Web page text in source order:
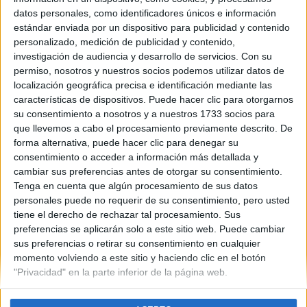
datos personales, como identificadores únicos e información
estándar enviada por un dispositivo para publicidad y contenido
personalizado, medición de publicidad y contenido,
investigación de audiencia y desarrollo de servicios. Con su
permiso, nosotros y nuestros socios podemos utilizar datos de
localización geográfica precisa e identificación mediante las
características de dispositivos. Puede hacer clic para otorgarnos
su consentimiento a nosotros y a nuestros 1733 socios para
que llevemos a cabo el procesamiento previamente descrito. De
forma alternativa, puede hacer clic para denegar su
consentimiento o acceder a información más detallada y
cambiar sus preferencias antes de otorgar su consentimiento.
Tenga en cuenta que algún procesamiento de sus datos
personales puede no requerir de su consentimiento, pero usted
tiene el derecho de rechazar tal procesamiento. Sus
preferencias se aplicarán solo a este sitio web. Puede cambiar
sus preferencias o retirar su consentimiento en cualquier
momento volviendo a este sitio y haciendo clic en el botón
"Privacidad" en la parte inferior de la página web.
lo poko k se y espero de mi, es sakar la maxima nota
posible...para llegar con buena media a selectividad...asike me
voy a dejar la piel y al maximo. la verdad esk siempre cuando
empezamos decimos lo mismo...pero creo k esta vez me lo debo
a mi mismo y demos trarme k puedo hacerlo y conseguir
mayores metas..asike os animo a k alos k esteis en 2º como
yo...k es muy duro..pero merece la pena...o x lo menos se
intenta...besss....xauu¡¡¡¡
Blog de superpasku
Quiénes somos| Contactar| Anúnciate
Aviso legal|Politica de privacidad|Condiciones generales
de cookies
© 2003-2026Compás Mediterráneo S.L.- Diego de León 47 - 28006
Madrid [ESPAÑA] - Tel. +34 91 593 2767